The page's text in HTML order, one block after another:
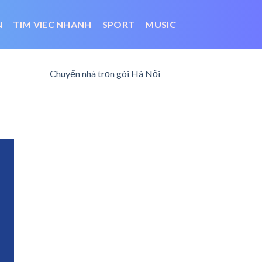
TIM VIEC NHANH SPORT MUSIC
Chuyển nhà trọn gói Hà Nội